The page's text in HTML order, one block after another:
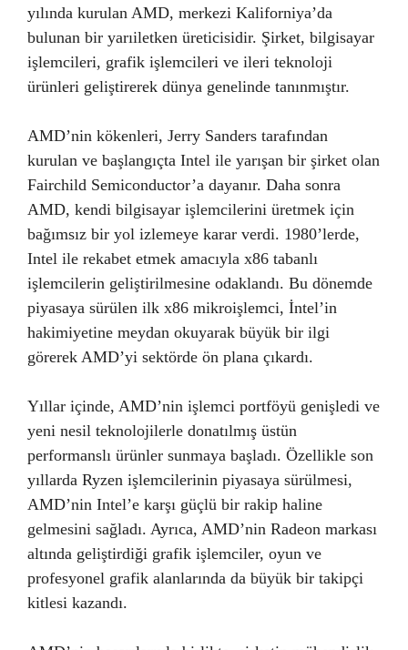
yılında kurulan AMD, merkezi Kaliforniya’da
bulunan bir yarıiletken üreticisidir. Şirket, bilgisayar
işlemcileri, grafik işlemcileri ve ileri teknoloji
ürünleri geliştirerek dünya genelinde tanınmıştır.
AMD’nin kökenleri, Jerry Sanders tarafından
kurulan ve başlangıçta Intel ile yarışan bir şirket olan
Fairchild Semiconductor’a dayanır. Daha sonra
AMD, kendi bilgisayar işlemcilerini üretmek için
bağımsız bir yol izlemeye karar verdi. 1980’lerde,
Intel ile rekabet etmek amacıyla x86 tabanlı
işlemcilerin geliştirilmesine odaklandı. Bu dönemde
piyasaya sürülen ilk x86 mikroişlemci, İntel’in
hakimiyetine meydan okuyarak büyük bir ilgi
görerek AMD’yi sektörde ön plana çıkardı.
Yıllar içinde, AMD’nin işlemci portföyü genişledi ve
yeni nesil teknolojilerle donatılmış üstün
performanslı ürünler sunmaya başladı. Özellikle son
yıllarda Ryzen işlemcilerinin piyasaya sürülmesi,
AMD’nin Intel’e karşı güçlü bir rakip haline
gelmesini sağladı. Ayrıca, AMD’nin Radeon markası
altında geliştirdiği grafik işlemciler, oyun ve
profesyonel grafik alanlarında da büyük bir takipçi
kitlesi kazandı.